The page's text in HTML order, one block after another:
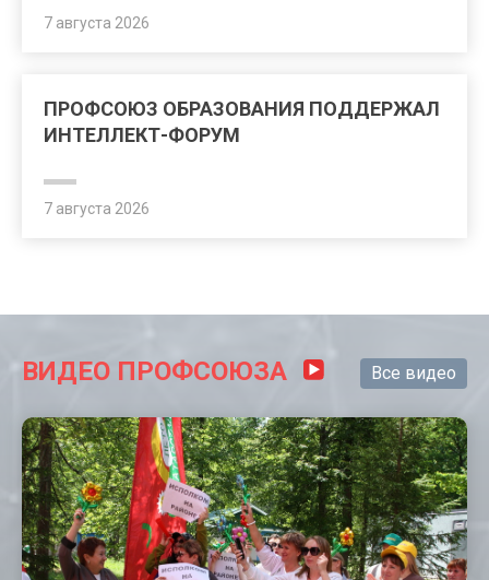
7 августа 2026
ПРОФСОЮЗ ОБРАЗОВАНИЯ ПОДДЕРЖАЛ
ИНТЕЛЛЕКТ-ФОРУМ
7 августа 2026
ВИДЕО ПРОФСОЮЗА Все видео